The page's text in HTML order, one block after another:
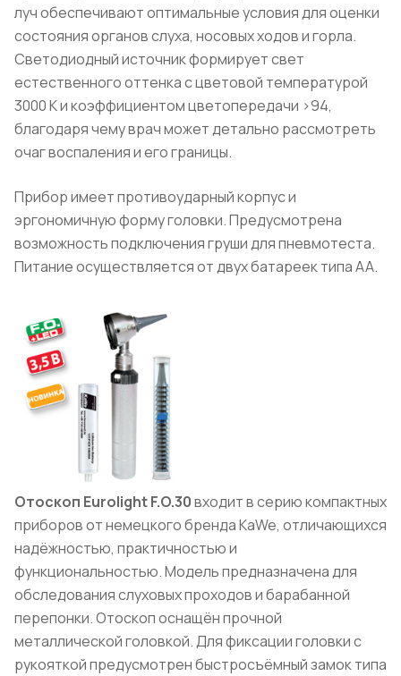
луч обеспечивают оптимальные условия для оценки
состояния органов слуха, носовых ходов и горла.
Светодиодный источник формирует свет
естественного оттенка с цветовой температурой
3000 К и коэффициентом цветопередачи >94,
благодаря чему врач может детально рассмотреть
очаг воспаления и его границы.
Прибор имеет противоударный корпус и
эргономичную форму головки. Предусмотрена
возможность подключения груши для пневмотеста.
Питание осуществляется от двух батареек типа АА.
Отоскоп Eurolight F.O.30входит в серию компактных
приборов от немецкого бренда KaWe, отличающихся
надёжностью, практичностью и
функциональностью. Модель предназначена для
обследования слуховых проходов и барабанной
перепонки. Отоскоп оснащён прочной
металлической головкой. Для фиксации головки с
рукояткой предусмотрен быстросъёмный замок типа